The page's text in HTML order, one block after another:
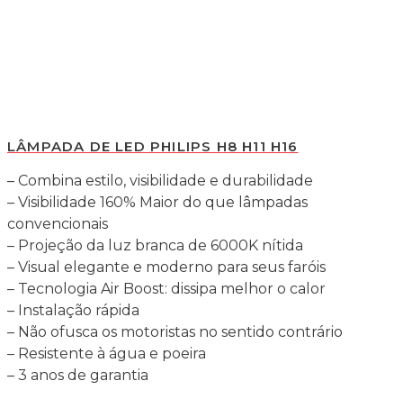
LÂMPADA DE LED PHILIPS H8 H11 H16
– Combina estilo, visibilidade e durabilidade
– Visibilidade 160% Maior do que lâmpadas
convencionais
– Projeção da luz branca de 6000K nítida
– Visual elegante e moderno para seus faróis
– Tecnologia Air Boost: dissipa melhor o calor
– Instalação rápida
– Não ofusca os motoristas no sentido contrário
– Resistente à água e poeira
– 3 anos de garantia